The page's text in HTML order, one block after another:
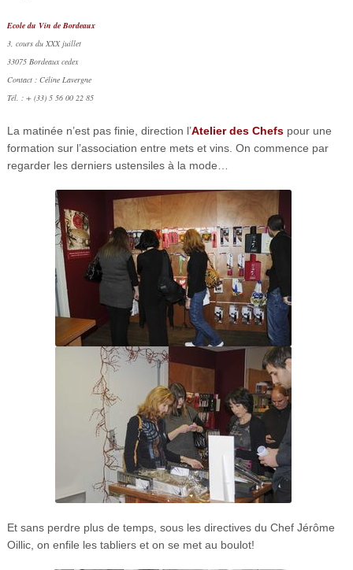
Ecole du Vin de Bordeaux
3, cours du XXX juillet
33075 Bordeaux cedex
Contact : Céline Lavergne
Tél. : + (33) 5 56 00 22 85
La matinée n’est pas finie, direction l’Atelier des Chefspour une
formation sur l’association entre mets et vins. On commence par
regarder les derniers ustensiles à la mode…
Et sans perdre plus de temps, sous les directives du Chef Jérôme
Oillic, on enfile les tabliers et on se met au boulot!